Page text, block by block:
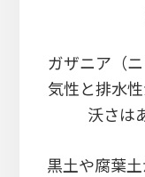
ガザニア（
気性と排水
沃さは
黒土や腐葉